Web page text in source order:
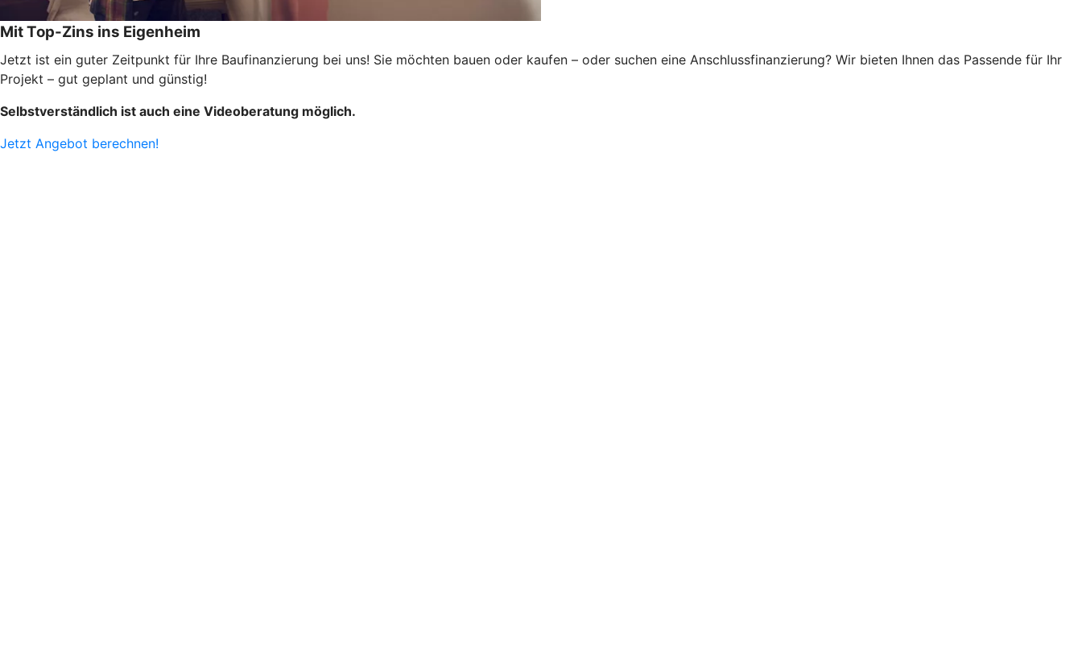
Mit Top-Zins ins Eigenheim
Jetzt ist ein guter Zeitpunkt für Ihre Baufinanzierung bei uns! Sie möchten bauen oder kaufen – oder suchen eine Anschlussfinanzierung? Wir bieten Ihnen das Passende für Ihr
Projekt – gut geplant und günstig!
Selbstverständlich ist auch eine Videoberatung möglich.
Jetzt Angebot berechnen!